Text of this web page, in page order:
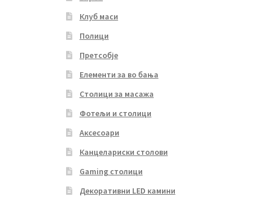
Клуб маси
Полици
Претсобје
Елементи за во бања
Столици за масажа
Фотељи и столици
Аксесоари
Канцелариски столови
Gaming столици
Декоративни LED камини